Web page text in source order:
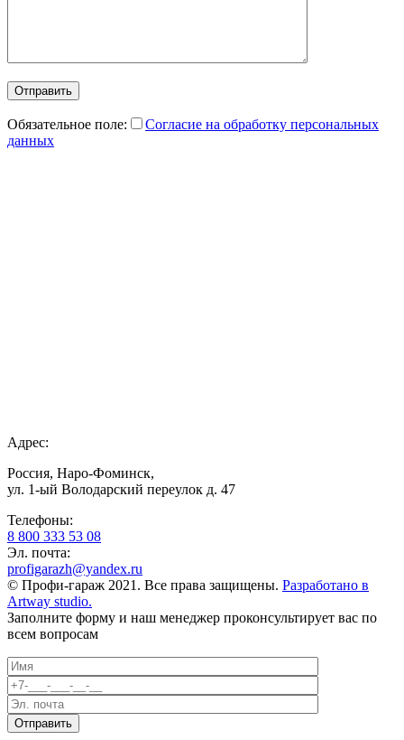
Отправить
Обязательное поле:
Согласие на обработку персональных
данных
Адрес:
Россия, Наро-Фоминск,
ул. 1-ый Володарский переулок д. 47
Телефоны:
8 800 333 53 08
Эл. почта:
profigarazh@yandex.ru
© Профи-гараж 2021. Все права защищены. Разработано в
Artway studio.
Заполните форму и наш менеджер проконсультирует вас по
всем вопросам
Отправить